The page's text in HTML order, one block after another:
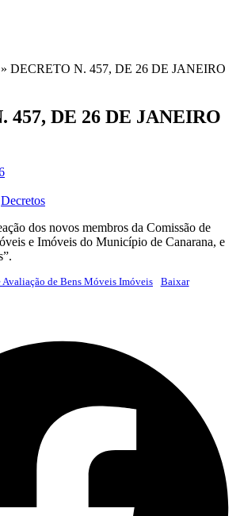
» DECRETO N. 457, DE 26 DE JANEIRO
457, DE 26 DE JANEIRO
Decretos
dos novos membros da Comissão de
e Imóveis do Município de Canarana, e
Avaliação de Bens Móveis Imóveis Baixar